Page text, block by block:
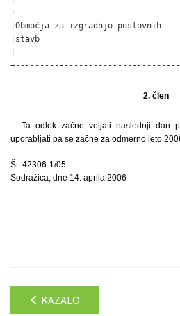
+----------------------------------
|Območja za izgradnjo
|stavb
+----------------------------------
2. člen
Ta odlok začne veljati naslednji dan
uporabljati pa se začne za odmerno leto
Št. 42306-1/05
Sodražica, dne 14. aprila 2006
KAZALO